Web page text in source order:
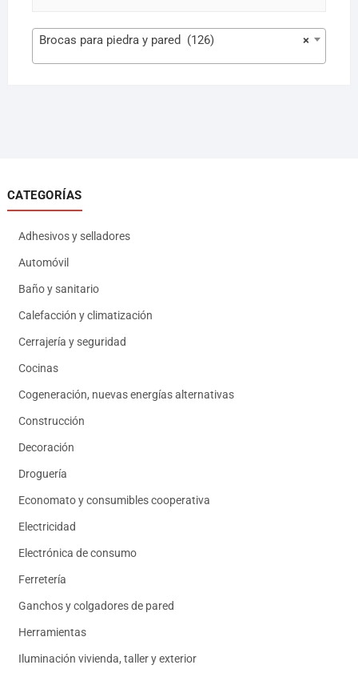
×
Brocas para piedra y pared (126)
CATEGORÍAS
Adhesivos y selladores
Automóvil
Baño y sanitario
Calefacción y climatización
Cerrajería y seguridad
Cocinas
Cogeneración, nuevas energías alternativas
Construcción
Decoración
Droguería
Economato y consumibles cooperativa
Electricidad
Electrónica de consumo
Ferretería
Ganchos y colgadores de pared
Herramientas
Iluminación vivienda, taller y exterior